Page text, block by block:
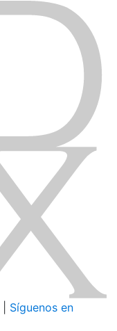
Síguenos en